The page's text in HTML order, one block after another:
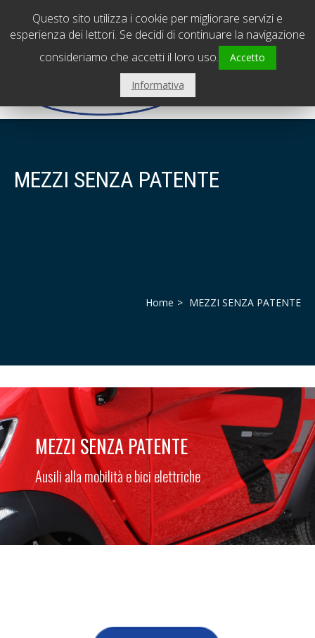
PADOVA - Sede centrale
0495798239
VICENZA - Filiale
0444310560
MEZZI SENZA PATENTE
Home MEZZI SENZA PATENTE
MEZZI SENZA PATENTE
Ausili alla mobilità e bici elettriche
Questo sito utilizza i cookie per migliorare servizi e
esperienza dei lettori. Se decidi di continuare la navigazione
consideriamo che accetti il loro uso.
Accetto
Informativa